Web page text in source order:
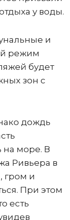
у воды.
и
режим
будет
зон с
дождь
на море. В
Ривьера в
гром и
При этом
есть